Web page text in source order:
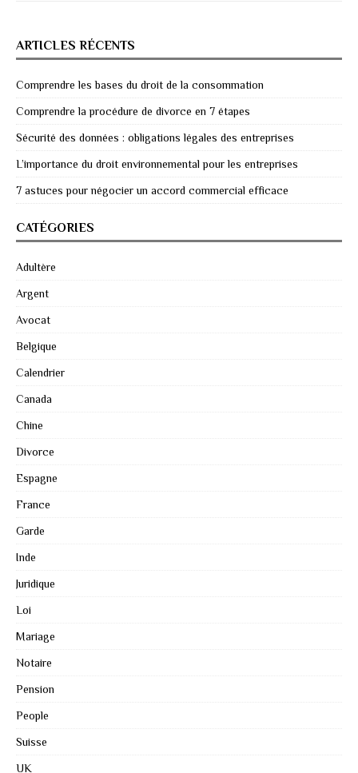
ARTICLES RÉCENTS
Comprendre les bases du droit de la consommation
Comprendre la procédure de divorce en 7 étapes
Sécurité des données : obligations légales des entreprises
L’importance du droit environnemental pour les entreprises
7 astuces pour négocier un accord commercial efficace
CATÉGORIES
Adultère
Argent
Avocat
Belgique
Calendrier
Canada
Chine
Divorce
Espagne
France
Garde
Inde
Juridique
Loi
Mariage
Notaire
Pension
People
Suisse
UK